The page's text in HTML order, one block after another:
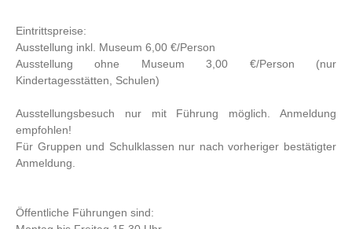
Eintrittspreise:
Ausstellung inkl. Museum 6,00 €/Person
Ausstellung ohne Museum 3,00 €/Person (nur
Kindertagesstätten, Schulen)
Ausstellungsbesuch nur mit Führung möglich. Anmeldung
empfohlen!
Für Gruppen und Schulklassen nur nach vorheriger bestätigter
Anmeldung.
Öffentliche Führungen sind: